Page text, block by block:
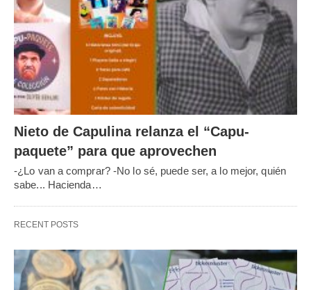
Nieto de Capulina relanza el “Capu-
paquete” para que aprovechen
-¿Lo van a comprar? -No lo sé, puede ser, a lo mejor, quién
sabe... Hacienda…
RECENT POSTS